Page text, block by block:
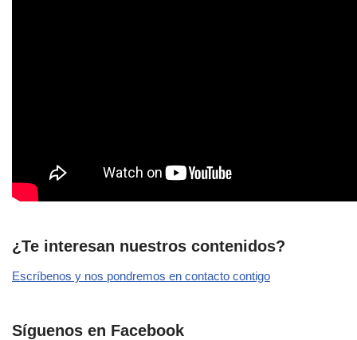
¿Te interesan nuestros contenidos?
Escríbenos y nos pondremos en contacto contigo
Síguenos en Facebook